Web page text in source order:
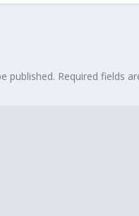
published. Required fields